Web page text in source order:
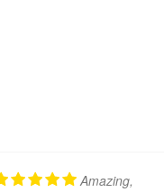
Amazing,